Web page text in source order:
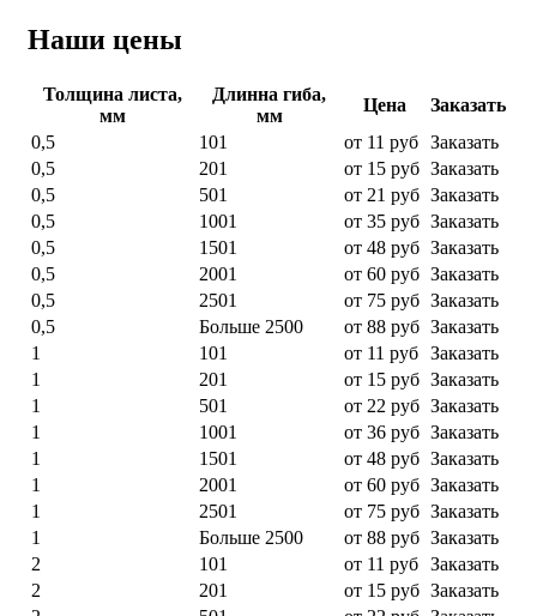
Наши цены
Толщина листа,
мм
Длинна гиба,
мм
Цена
Заказать
0,5
101 от 11 руб Заказать
0,5
201 от 15 руб Заказать
0,5
501 от 21 руб Заказать
0,5
1001 от 35 руб Заказать
0,5
1501 от 48 руб Заказать
0,5
2001 от 60 руб Заказать
0,5
2501 от 75 руб Заказать
0,5
Больше 2500 от 88 руб Заказать
1
101 от 11 руб Заказать
1
201 от 15 руб Заказать
1
501 от 22 руб Заказать
1
1001 от 36 руб Заказать
1
1501 от 48 руб Заказать
1
2001 от 60 руб Заказать
1
2501 от 75 руб Заказать
1
Больше 2500 от 88 руб Заказать
2
101 от 11 руб Заказать
2
201 от 15 руб Заказать